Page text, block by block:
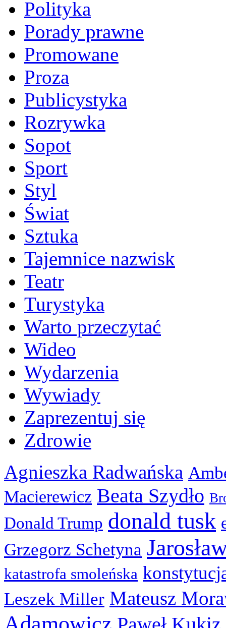
Polityka
Porady prawne
Promowane
Proza
Publicystyka
Rozrywka
Sopot
Sport
Styl
Świat
Sztuka
Tajemnice nazwisk
Teatr
Turystyka
Warto przeczytać
Wideo
Wydarzenia
Wywiady
Zaprezentuj się
Zdrowie
Agnieszka Radwańska
Macierewicz Beata Szydło
Donald Trump donald tusk
Grzegorz Schetyna
katastrofa smoleńska
Leszek Miller Mateusz